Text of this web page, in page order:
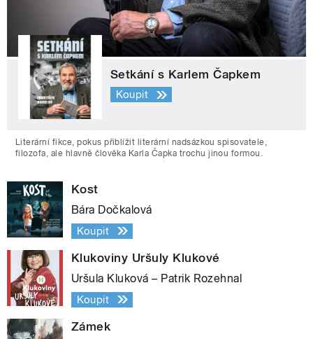
Setkání s Karlem Čapkem
Koupit
Literární fikce, pokus přiblížit literární nadsázkou spisovatele,
filozofa, ale hlavně člověka Karla Čapka trochu jinou formou.
Kost
Bára Dočkalová
Koupit
Klukoviny Uršuly Klukové
Uršula Kluková – Patrik Rozehnal
Koupit
Zámek